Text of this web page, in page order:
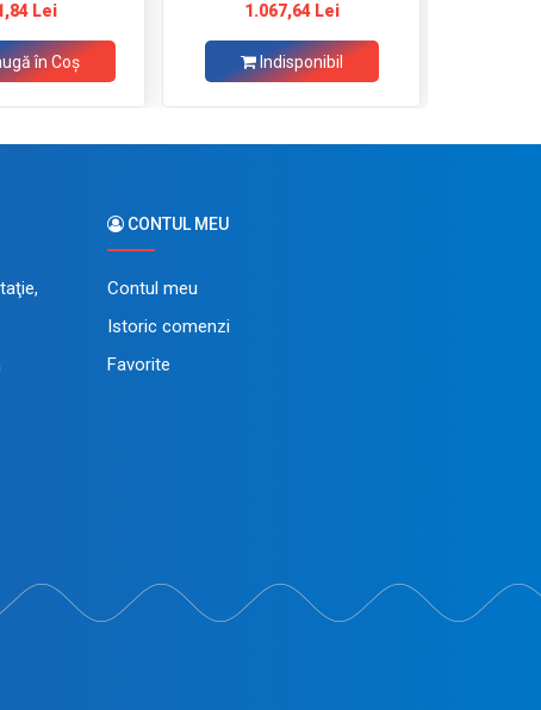
Lei
în Coş
1.067,64 Lei
Indisponibil
CONTUL MEU
Contul meu
Istoric comenzi
Favorite